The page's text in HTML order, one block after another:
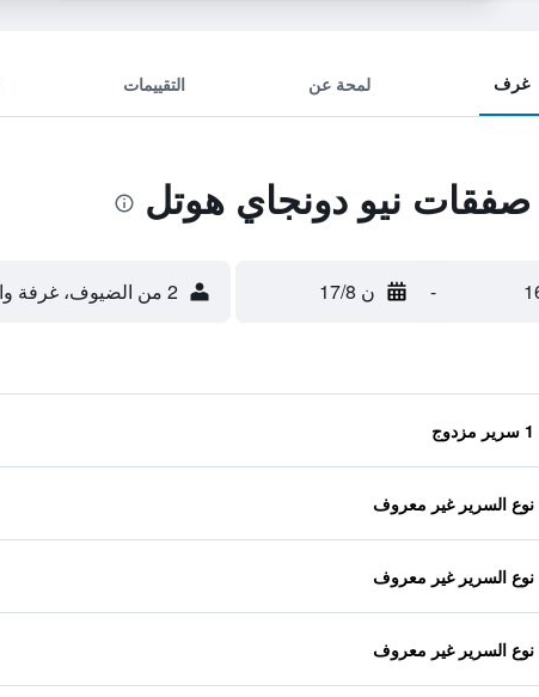
غرف لمحة عن التقييمات
نيو دونجاي هوتل
- ن 17/8 2 من الضيوف، غرفة واحدة
نوع السرير غير معروف
نوع السرير غير معروف
نوع السرير غير معروف